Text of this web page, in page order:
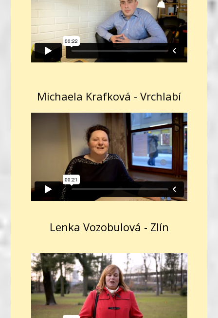
Michaela Krafková - Vrchlabí
Lenka Vozobulová - Zlín